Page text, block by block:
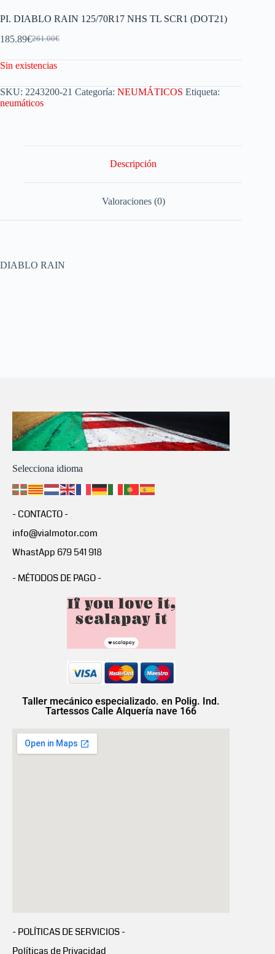
PI. DIABLO RAIN 125/70R17 NHS TL SCR1 (DOT21)
261.00€
185.89€
Sin existencias
SKU: 2243200-21 Categoría: NEUMÁTICOS Etiqueta:
neumáticos
Descripción
Valoraciones (0)
DIABLO RAIN
Selecciona idioma
- CONTACTO -
info@vialmotor.com
WhastApp 679 541 918
- MÉTODOS DE PAGO -
Taller mecánico especializado. en Polig. Ind.
Tartessos Calle Alquería nave 166
- POLÍTICAS DE SERVICIOS -
Políticas de Privacidad